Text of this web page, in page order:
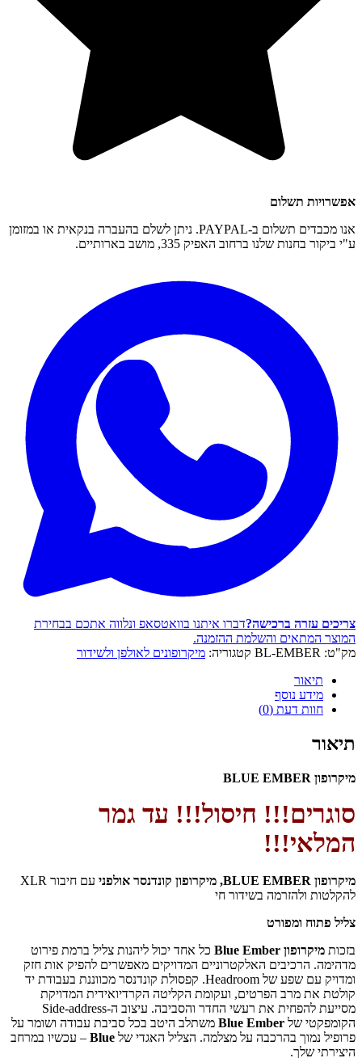
אפשרויות תשלום
אנו מכבדים תשלום ב-PAYPAL. ניתן לשלם בהעברה בנקאית או במזומן
ע"י ביקור בחנות שלנו ברחוב האפיק 335, מושב בארותיים.
צריכים עזרה ברכישה?דברו איתנו בוואטסאפ ונלווה אתכם בבחירת
המוצר המתאים והשלמת ההזמנה.
מק"ט: BL-EMBER קטגוריה: מיקרופונים לאולפן ולשידור
תיאור
מידע נוסף
חוות דעת (0)
תיאור
מיקרופון BLUE EMBER
סוגרים!!! חיסול!!! עד גמר
המלאי!!!
מיקרופון BLUE EMBER, מיקרופון קונדנסר אולפני
עם חיבור XLR
להקלטות ולהזרמה בשידור חי
צליל פתוח ומפורט
בזכות מיקרופון Blue Ember
כל אחד יכול ליהנות צליל ברמת פירוט
מדהימה. הרכיבים האלקטרוניים המדויקים מאפשרים להפיק אות חזק
ומדויק עם שפע של Headroom. קפסולת קונדנסר מכווננת בעבודת יד
קולטת את מרב הפרטים, ועקומת הקליטה הקרדיואידית המדויקת
מסייעת להפחית את רעשי החדר והסביבה. עיצוב ה-Side-address
הקומפקטי של Blue Ember משתלב היטב בכל סביבת עבודה ושומר על
פרופיל נמוך בהרכבה על מצלמה. הצליל האגדי של Blue – עכשיו במרחב
היצירתי שלך.